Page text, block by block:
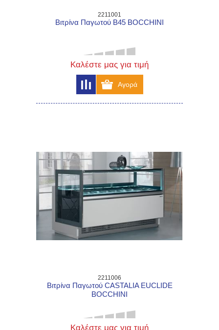
2211001
Βιτρίνα Παγωτού B45 BOCCHINI
Καλέστε μας για τιμή
2211006
Βιτρίνα Παγωτού CASTALIA EUCLIDE
BOCCHINI
Καλέστε μας για τιμή